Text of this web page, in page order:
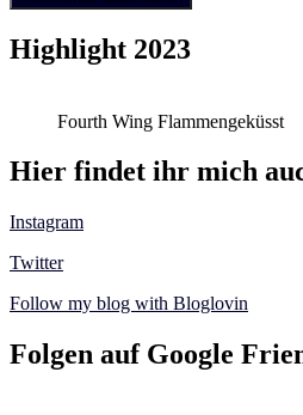
Highlight 2023
Fourth Wing Flammengeküsst
Hier findet ihr mich
Instagram
Twitter
Follow my blog with Bloglovin
Folgen auf Google